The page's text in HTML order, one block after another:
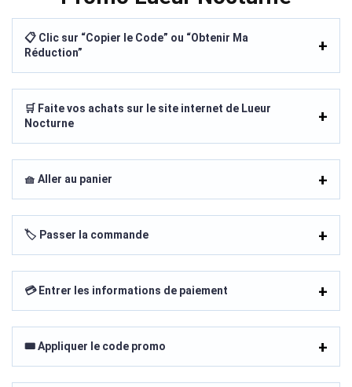
📋 Clic sur “Copier le Code” ou “Obtenir Ma
Réduction”
🛒 Faite vos achats sur le site internet de Lueur
Nocturne
🧺 Aller au panier
🏷️ Passer la commande
💳 Entrer les informations de paiement
🎟️ Appliquer le code promo